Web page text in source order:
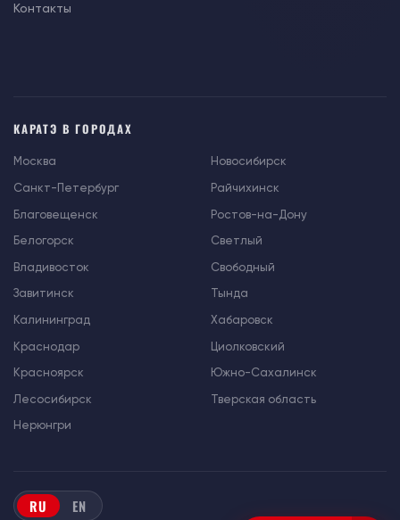
Контакты
КАРАТЭ В ГОРОДАХ
Москва
Санкт-Петербург
Благовещенск
Белогорск
Владивосток
Завитинск
Калининград
Краснодар
Красноярск
Лесосибирск
Нерюнгри
Новосибирск
Райчихинск
Ростов-на-Дону
Светлый
Свободный
Тында
Хабаровск
Циолковский
Южно-Сахалинск
Тверская область
RU EN